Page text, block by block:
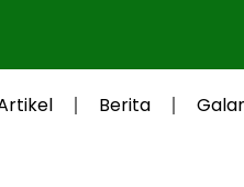
Selamat
Berita